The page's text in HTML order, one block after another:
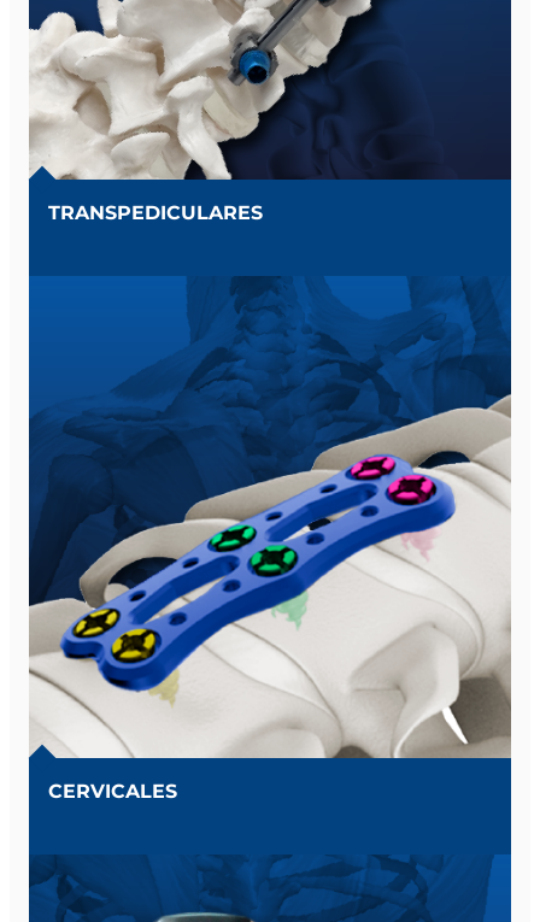
TRANSPEDICULARES
CERVICALES